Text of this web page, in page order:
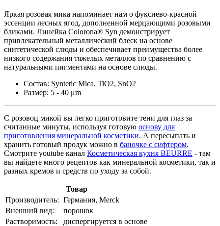
Яркая розовая мика напоминает нам о фуксиево-красной
эссенции лесных ягод, дополненной мерцающими розовыми
бликами. Линейка Colorona® Syn демонстрирует
привлекательный металлический блеск на основе
синтетической слюды и обеспечивает преимущества более
низкого содержания тяжелых металлов по сравнению с
натуральными пигментами на основе слюды.
Состав: Syntetic Mica, TiO2, SnO2
Размер: 5 - 40 μm
С розовоц микой вы легко приготовите тени для глаз за
считанные минуты, используя готовую основу для
приготовления минеральной косметики. А пересыпать и
хранить готовый продук можно в баночке с сифтером.
Смотрите youtube канал Косметическая кухня BEURRE - там
вы найдете много рецептов как минеральной косметики, так и
разных кремов и средств по уходу за собой.
Товар
Производитель: Германия, Merck
Внешний вид:
порошок
Растворимость:
диспергируется в основе